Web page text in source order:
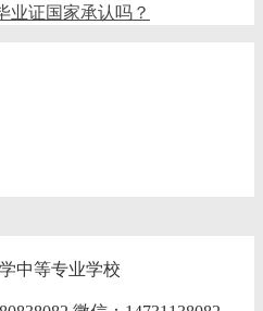
业证国家承认吗？
中等专业学校